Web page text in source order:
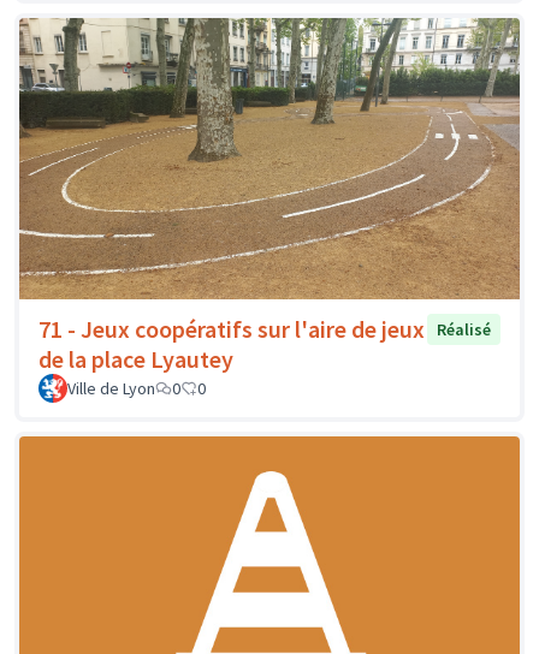
71 - Jeux coopératifs sur l'aire de jeux
de la place Lyautey
Réalisé
Ville de Lyon 0 0